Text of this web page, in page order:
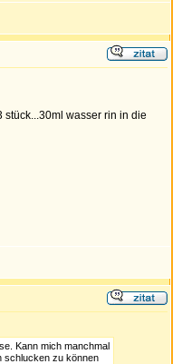
wasser rin in die
Kann mich manchmal
schlucken zu können